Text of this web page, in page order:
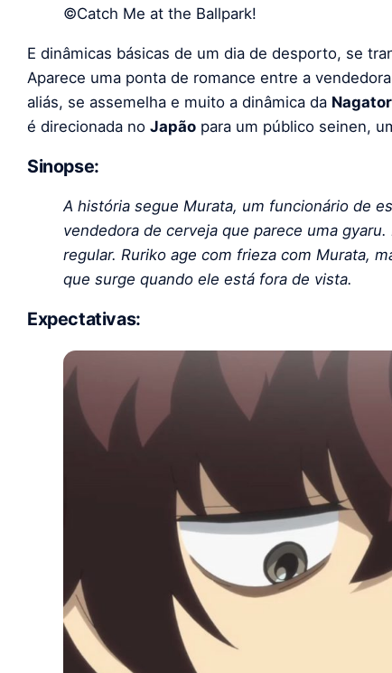
©Catch Me at the Ballpark!
E dinâmicas básicas de um dia de desporto, se
Aparece uma ponta de romance entre a vendedora
aliás, se assemelha e muito a dinâmica da
é direcionada no Japão para um público seinen,
Sinopse:
A história segue Murata, um funcionário de
vendedora de cerveja que parece uma
regular. Ruriko age com frieza com Murata,
que surge quando ele está fora de vista.
Expectativas: